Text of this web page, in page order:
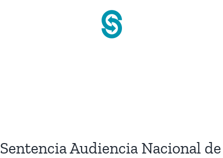
Sentencia Audiencia Nacional de